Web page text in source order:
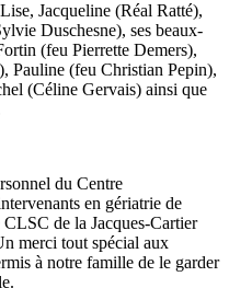
Jacqueline (Réal Ratté),
Duschesne), ses beaux-
(feu Pierrette Demers),
Pauline (feu Christian Pepin),
(Céline Gervais) ainsi que
du Centre
en gériatrie de
de la Jacques-Cartier
merci tout spécial aux
à notre famille de le garder